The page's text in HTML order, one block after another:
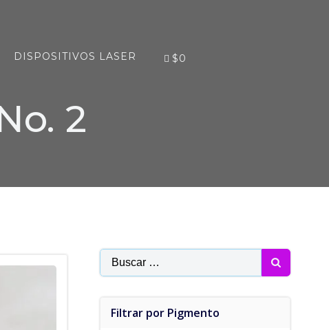
DISPOSITIVOS LASER $0
2
Buscar:
Filtrar por Pigmento